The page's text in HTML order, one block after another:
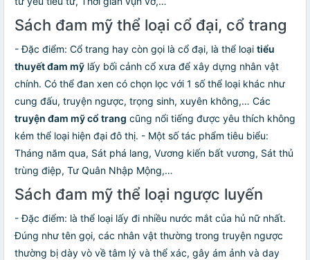
Sách đam mỹ thể loại cổ đại, cổ trang
- Đặc điểm: Cổ trang hay còn gọi là cổ đại, là thể loại tiểu
thuyết đam mỹ lấy bối cảnh cổ xưa để xây dựng nhân vật
chính. Có thể đan xen có chọn lọc với 1 số thể loại khác như
cung đấu, truyện ngược, trọng sinh, xuyên không,… Các
truyện đam mỹ cổ trang cũng nổi tiếng được yêu thích không
kém thể loại hiện đại đô thị. - Một số tác phẩm tiêu biểu:
Tháng năm qua, Sát phá lang, Vương kiến bất vương, Sát thủ
trùng điệp, Tư Quân Nhập Mộng,…
Sách đam mỹ thể loại ngược luyến
- Đặc điểm: là thể loại lấy đi nhiều nước mắt của hủ nữ nhất.
Đúng như tên gọi, các nhân vật thường trong truyện ngược
thường bị dày vò về tâm lý và thể xác, gây ám ảnh và day